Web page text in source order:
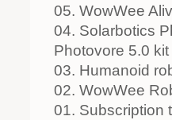
05. WowWee
04. Solarbotics
Photovore 5.0 kit
03. Humanoid
02. WowWee
01. Subscription